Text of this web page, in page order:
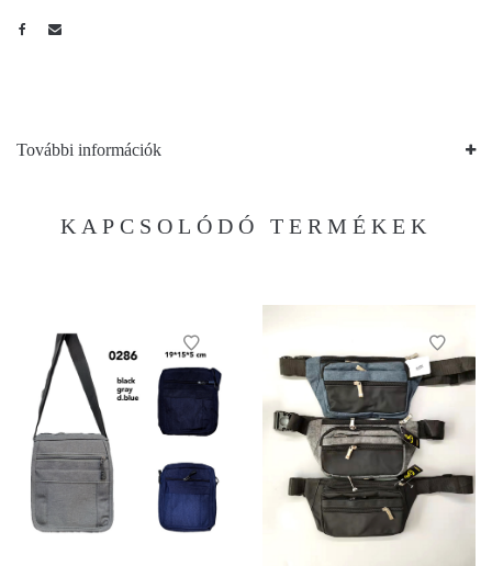
További információk
KAPCSOLÓDÓ TERMÉKEK